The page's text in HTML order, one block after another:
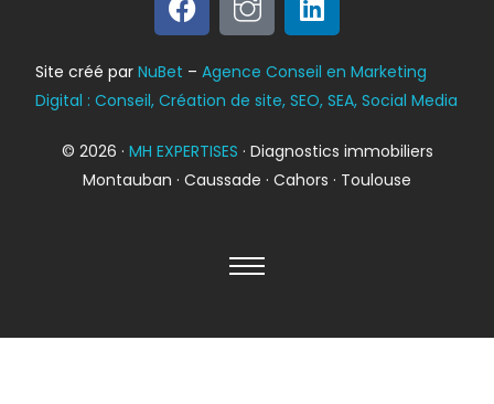
Bilan énergétique
DPE
© 2026 · MH EXPERTISES · Diagnostics immobiliers
Montauban · Caussade · Cahors · Toulouse
Site créé parNuBet –Agence Conseil en Marketing
Digital : Conseil, Création de site, SEO, SEA, Social Media